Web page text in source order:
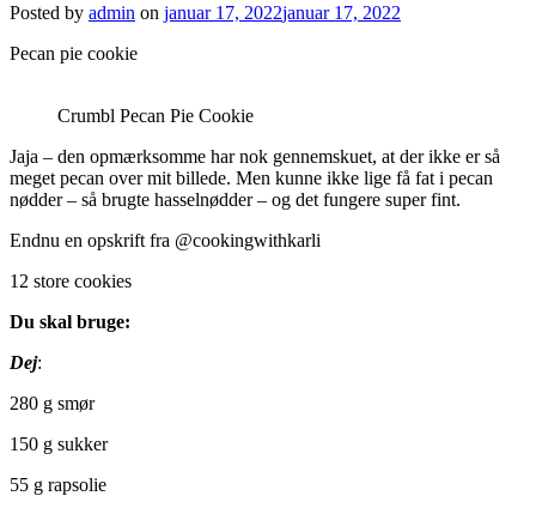
Posted by admin on januar 17, 2022januar 17, 2022
Pecan pie cookie
Crumbl Pecan Pie Cookie
Jaja – den opmærksomme har nok gennemskuet, at der ikke er så
meget pecan over mit billede. Men kunne ikke lige få fat i pecan
nødder – så brugte hasselnødder – og det fungere super fint.
Endnu en opskrift fra @cookingwithkarli
12 store cookies
Du skal bruge:
Dej:
280 g smør
150 g sukker
55 g rapsolie